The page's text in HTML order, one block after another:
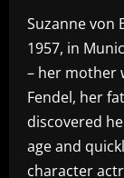
Suzanne von
1957, in
– her mother
Fendel, her
discovered
age and
character